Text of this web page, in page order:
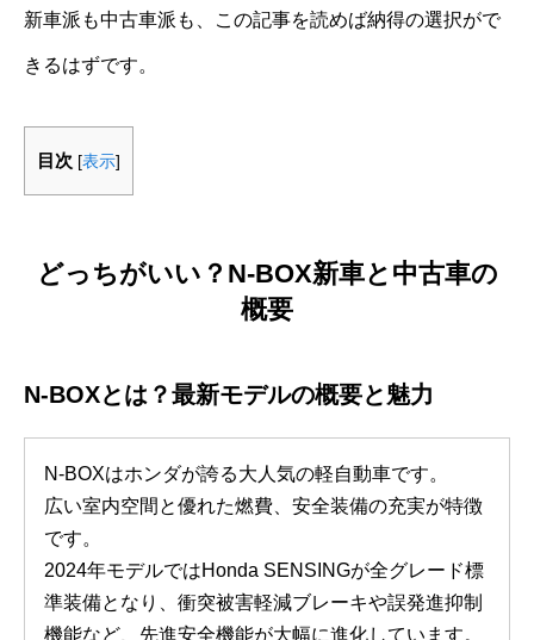
新車派も中古車派も、この記事を読めば納得の選択がで
きるはずです。
目次 [表示]
どっちがいい？N-BOX新車と中古車の
概要
N-BOXとは？最新モデルの概要と魅力
N-BOXはホンダが誇る大人気の軽自動車です。
広い室内空間と優れた燃費、安全装備の充実が特徴
です。
2024年モデルではHonda SENSINGが全グレード標
準装備となり、衝突被害軽減ブレーキや誤発進抑制
機能など、先進安全機能が大幅に進化しています。